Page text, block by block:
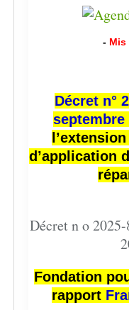
- Mis
Décret n°
septembre
d’application
Décret n o
Fondation
rapport